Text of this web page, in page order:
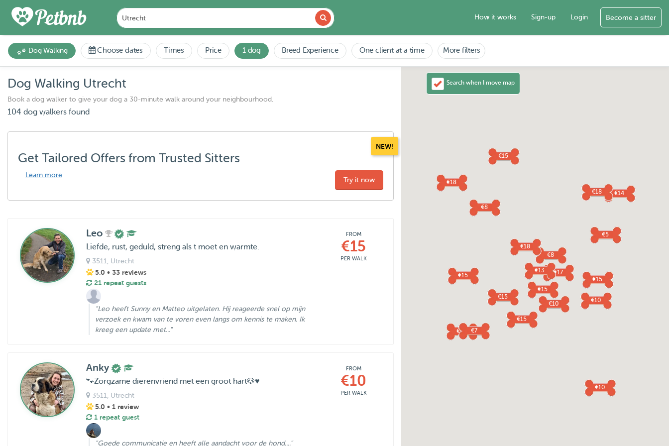
How it works Sign-up Login Become a sitter
Dog Walking Choose dates Times Price 1 dog Breed Experience One client at a time More filters
Dog Walking Utrecht
Book a dog walker to give your dog a 30-minute walk around your neighbourhood.
104 dog walkers found
NEW!
Get Tailored Offers from Trusted Sitters
Learn more
Try it now
Leo
Liefde, rust, geduld, streng als t moet en warmte.
3511 , Utrecht
5.0 • 33 reviews
21 repeat guests
"Leo heeft Sunny en Matteo uitgelaten. Hij reageerde snel op mijn
verzoek en kwam van te voren even langs om kennis te maken. Ik
kreeg een update met..."
FROM
€15
PER WALK
Anky
🐾Zorgzame dierenvriend met een groot hart🐶♥️
3511 , Utrecht
5.0 • 1 review
1 repeat guest
"Goede communicatie en heeft alle aandacht voor de hond...."
FROM
€10
PER WALK
€15
€10
€8
€18
€5
€14
€12 €7
€17
€18
€15
€15
€10
€10
€15
€15
€8
€18
€15
€13
Search when I move map